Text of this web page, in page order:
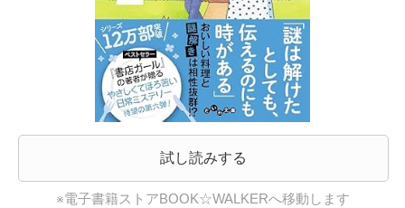
試し読みする
※電子書籍ストアBOOK☆WALKERへ移動します